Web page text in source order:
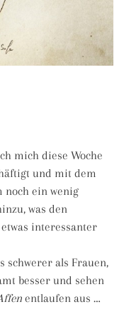
mich diese Woche
und mit dem
noch ein wenig
was den
interessanter
schwerer als Frauen,
besser und sehen
entlaufen aus …